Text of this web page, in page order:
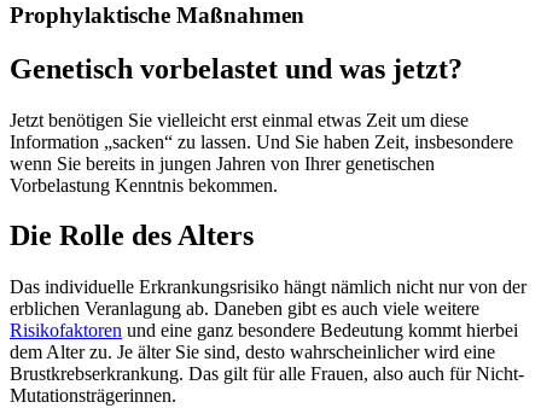
Prophylaktische Maßnahmen
Genetisch vorbelastet und was jetzt?
Jetzt benötigen Sie vielleicht erst einmal etwas Zeit um diese
Information „sacken“ zu lassen. Und Sie haben Zeit, insbesondere
wenn Sie bereits in jungen Jahren von Ihrer genetischen
Vorbelastung Kenntnis bekommen.
Die Rolle des Alters
Das individuelle Erkrankungsrisiko hängt nämlich nicht nur von der
erblichen Veranlagung ab. Daneben gibt es auch viele weitere
Risikofaktoren und eine ganz besondere Bedeutung kommt hierbei
dem Alter zu. Je älter Sie sind, desto wahrscheinlicher wird eine
Brustkrebserkrankung. Das gilt für alle Frauen, also auch für Nicht-
Mutationsträgerinnen.